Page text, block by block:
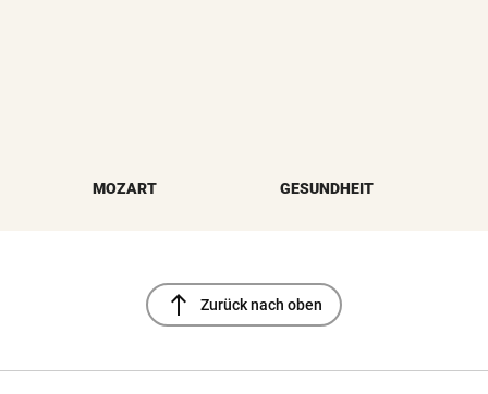
MOZART GESUNDHEIT
north Zurück nach oben